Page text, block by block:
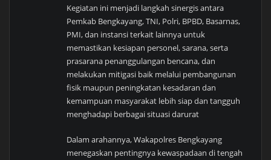
Kegiatan ini menjadi langkah sinergis antara
Pemkab Bengkayang, TNI, Polri, BPBD, Basarnas,
PMI, dan instansi terkait lainnya untuk
memastikan kesiapan personel, sarana, serta
prasarana penanggulangan bencana, dan
melakukan mitigasi baik melalui pembangunan
fisik maupun peningkatan kesadaran dan
kemampuan masyarakat lebih siap dan tangguh
menghadapi berbagai situasi darurat
Dalam arahannya, Wakapolres Bengkayang
menegaskan pentingnya kewaspadaan di tengah